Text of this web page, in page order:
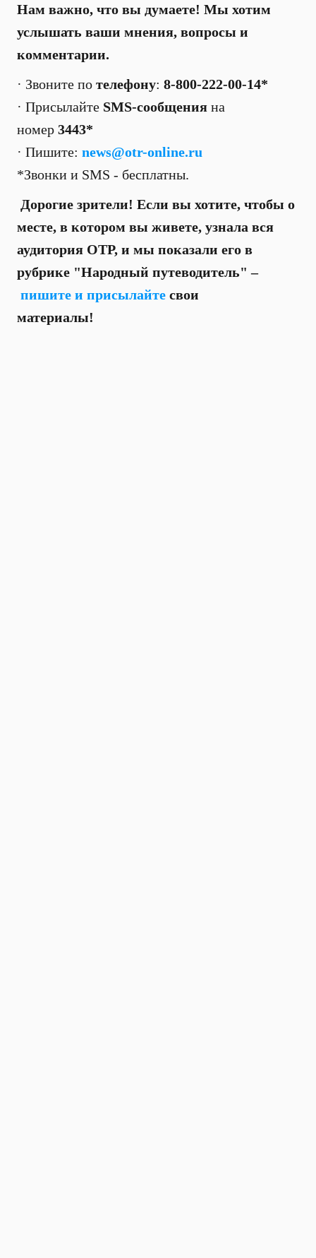
Нам важно, что вы думаете! Мы хотим
услышать ваши мнения, вопросы и
комментарии.
· Звоните по телефону: 8-800-222-00-14*
· Присылайте SMS-сообщения на
номер 3443*
· Пишите: news@otr-online.ru
*Звонки и SMS - бесплатны.
Дорогие зрители! Если вы хотите, чтобы о
месте, в котором вы живете, узнала вся
аудитория ОТР, и мы показали его в
рубрике "Народный путеводитель" –
пишите и присылайте свои
материалы!